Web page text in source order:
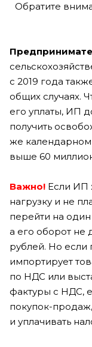
Обратите
с 2019 года
общих случаях.
его уплаты, ИП
получить
же календарном
выше 60
Важно! Если ИП
нагрузку и не
перейти на
а его оборот не
рублей. Но
импортирует
по НДС или
фактуры с НДС,
покупок-
и уплачивать